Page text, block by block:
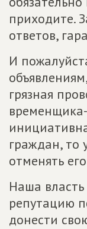
приходите.
ответов,
И
грязная
граждан, то
отменять
Наша
репутацию
донести